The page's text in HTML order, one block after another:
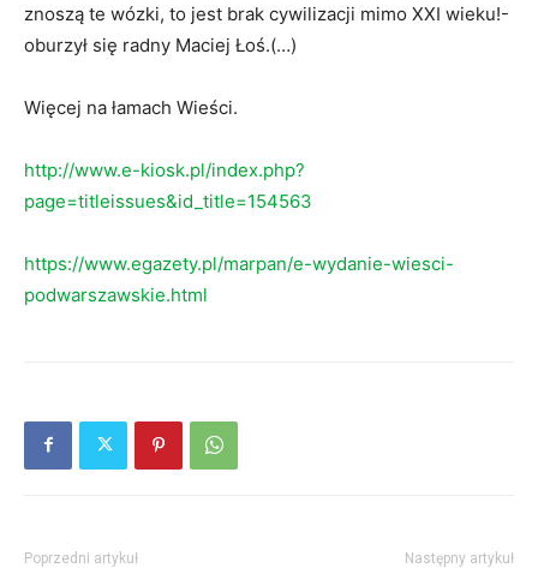
znoszą te wózki, to jest brak cywilizacji mimo XXI wieku!-
oburzył się radny Maciej Łoś.(…)
Więcej na łamach Wieści.
http://www.e-kiosk.pl/index.php?
page=titleissues&id_title=154563
https://www.egazety.pl/marpan/e-wydanie-wiesci-
podwarszawskie.html
Poprzedni artykuł Następny artykuł